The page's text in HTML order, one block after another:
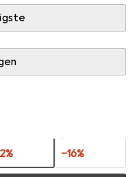
geliefert
Lieferanten
verfügbar
% −16%